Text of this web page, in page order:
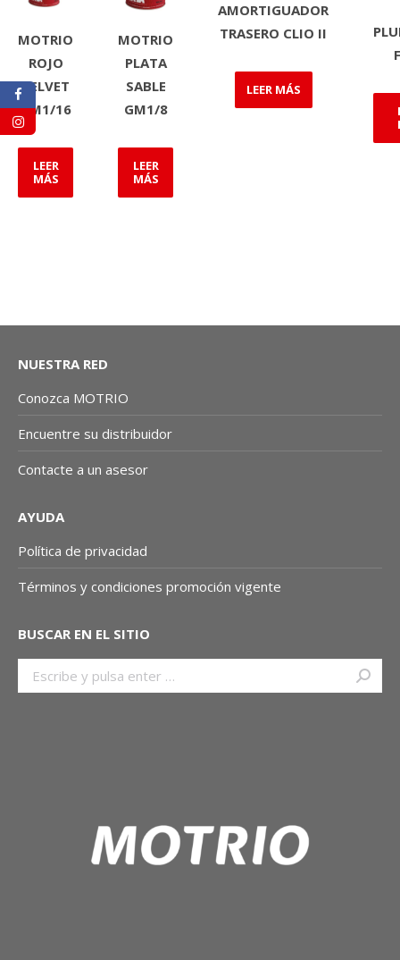
MOTRIO
ROJO
VELVET
GM1/16
LEER
MÁS
MOTRIO
PLATA
SABLE
GM1/8
LEER
MÁS
AMORTIGUADOR
TRASERO CLIO II
LEER MÁS
NUESTRA RED
Conozca MOTRIO
Encuentre su distribuidor
Contacte a un asesor
AYUDA
Política de privacidad
Términos y condiciones promoción vigente
BUSCAR EN EL SITIO